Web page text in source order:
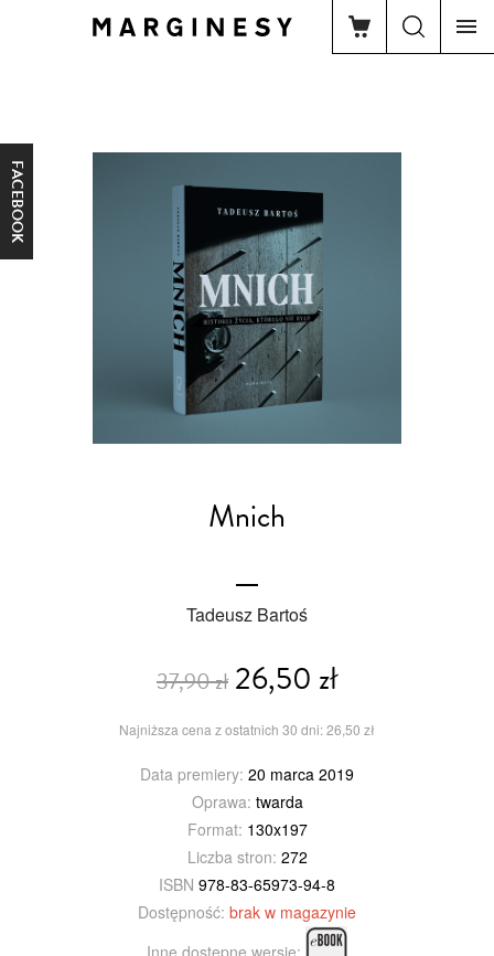
FACEBOOK
Mnich
Tadeusz Bartoś
37,90 zł26,50 zł
Najniższa cena z ostatnich 30 dni: 26,50 zł
Data premiery: 20 marca 2019
Oprawa: twarda
Format: 130x197
Liczba stron: 272
ISBN 978-83-65973-94-8
Dostępność: brak w magazynie
Inne dostępne wersje: